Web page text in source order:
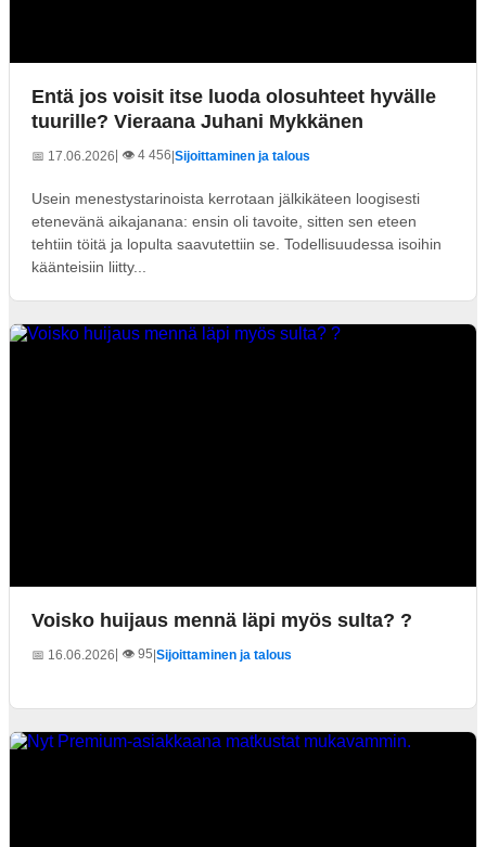
Entä jos voisit itse luoda olosuhteet hyvälle
tuurille? Vieraana Juhani Mykkänen
📅 17.06.2026| 👁️ 4 456 Sijoittaminen ja talous
Usein menestystarinoista kerrotaan jälkikäteen loogisesti
etenevänä aikajanana: ensin oli tavoite, sitten sen eteen
tehtiin töitä ja lopulta saavutettiin se. Todellisuudessa isoihin
käänteisiin liitty...
Voisko huijaus mennä läpi myös sulta? ?
📅 16.06.2026| 👁️ 95 Sijoittaminen ja talous